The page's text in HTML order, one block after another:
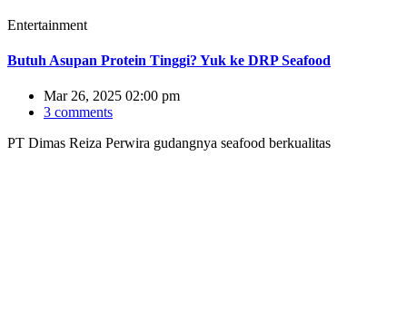
Entertainment
Butuh Asupan Protein Tinggi? Yuk ke DRP Seafood
Mar 26, 2025 02:00 pm
3 comments
PT Dimas Reiza Perwira gudangnya seafood berkualitas